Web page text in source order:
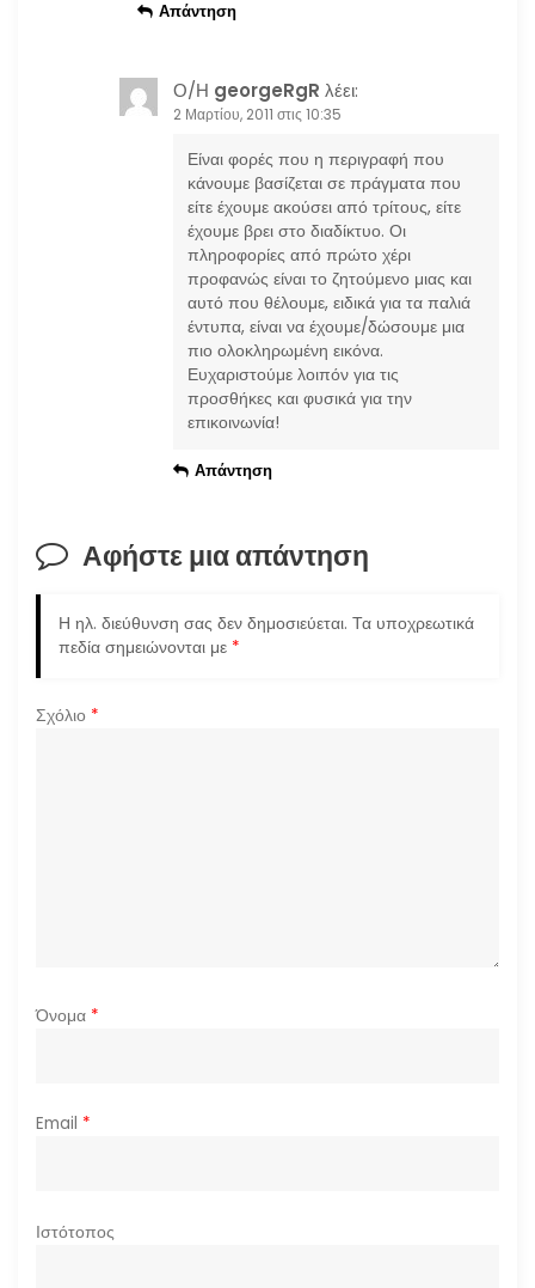
Απάντηση
Ο/Η georgeRgR λέει:
2 Μαρτίου, 2011 στις 10:35
Είναι φορές που η περιγραφή που
κάνουμε βασίζεται σε πράγματα που
είτε έχουμε ακούσει από τρίτους, είτε
έχουμε βρει στο διαδίκτυο. Οι
πληροφορίες από πρώτο χέρι
προφανώς είναι το ζητούμενο μιας και
αυτό που θέλουμε, ειδικά για τα παλιά
έντυπα, είναι να έχουμε/δώσουμε μια
πιο ολοκληρωμένη εικόνα.
Ευχαριστούμε λοιπόν για τις
προσθήκες και φυσικά για την
επικοινωνία!
Απάντηση
Αφήστε μια απάντηση
Η ηλ. διεύθυνση σας δεν δημοσιεύεται. Τα υποχρεωτικά
πεδία σημειώνονται με *
Σχόλιο *
Όνομα *
Email *
Ιστότοπος